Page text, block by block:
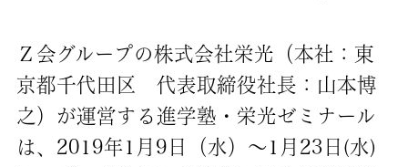
Ｚ会グループの株式会社栄光（本社：東
京都千代田区 代表取締役社長：山本博
之）が運営する進学塾・栄光ゼミナール
は、2019年1月9日（水）～1月23日(水)